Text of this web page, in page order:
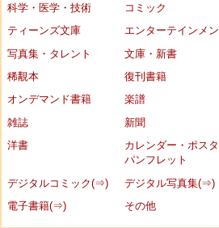
科学・医学・技術
コミック
ティーンズ文庫
エンターテインメン
写真集・タレント
文庫・新書
稀覯本
復刊書籍
オンデマンド書籍
楽譜
雑誌
新聞
洋書
カレンダー・ポスタ
パンフレット
デジタルコミック(⇒)
デジタル写真集(⇒)
電子書籍(⇒)
その他